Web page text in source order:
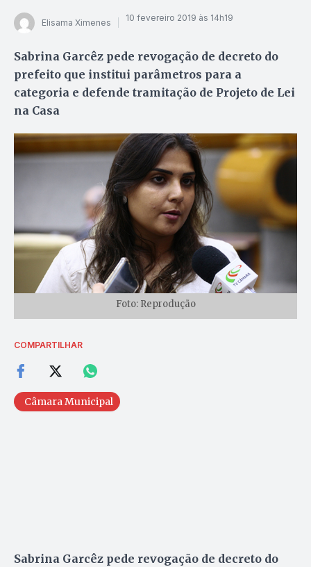
Elisama Ximenes 10 fevereiro 2019 às 14h19
Sabrina Garcêz pede revogação de decreto do
prefeito que institui parâmetros para a
categoria e defende tramitação de Projeto de Lei
na Casa
Foto: Reprodução
COMPARTILHAR
Câmara Municipal
Sabrina Garcêz pede revogação de decreto do